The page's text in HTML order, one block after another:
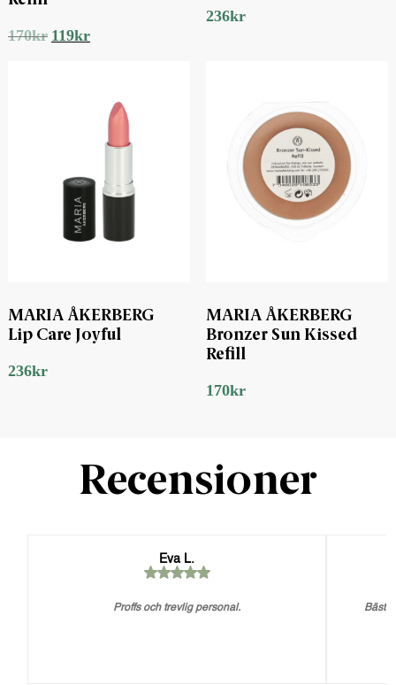
170kr Det
119krDet
236kr
MARIA ÅKERBERG
Lip Care Joyful
236kr
MARIA ÅKERBERG
Bronzer Sun Kissed
Refill
170kr
Recensioner
Eva L.
Proffs och trevlig personal. Bästa